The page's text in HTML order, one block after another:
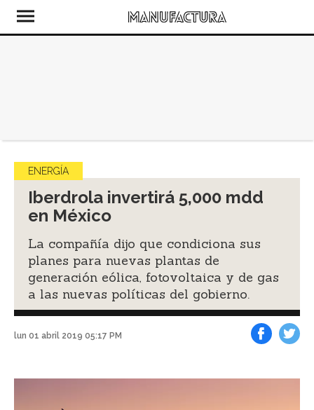
ENERGÍA
Iberdrola invertirá 5,000 mdd
en México
La compañía dijo que condiciona sus
planes para nuevas plantas de
generación eólica, fotovoltaica y de gas
a las nuevas políticas del gobierno.
lun 01 abril 2019 05:17 PM